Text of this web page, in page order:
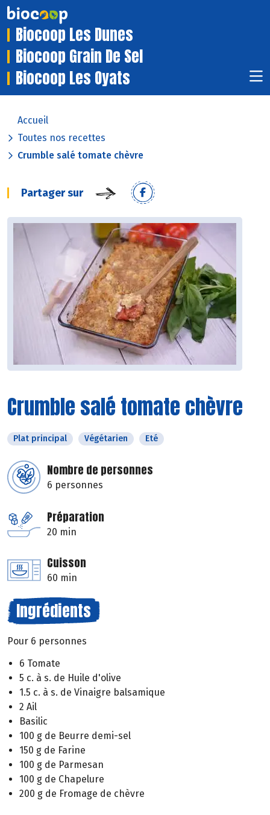
Biocoop Les Dunes
Biocoop Grain De Sel
Biocoop Les Oyats
Accueil
Toutes nos recettes
Crumble salé tomate chèvre
Partager sur
Crumble salé tomate chèvre
Plat principal Végétarien Eté
Nombre de personnes
6 personnes
Préparation
20 min
Cuisson
60 min
Ingrédients
Pour 6 personnes
6 Tomate
5 c. à s. de Huile d'olive
1.5 c. à s. de Vinaigre balsamique
2 Ail
Basilic
100 g de Beurre demi-sel
150 g de Farine
100 g de Parmesan
100 g de Chapelure
200 g de Fromage de chèvre